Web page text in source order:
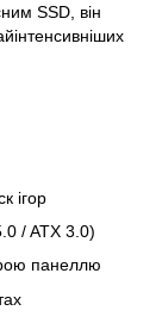
SSD, він
ігор
/ ATX 3.0)
панеллю